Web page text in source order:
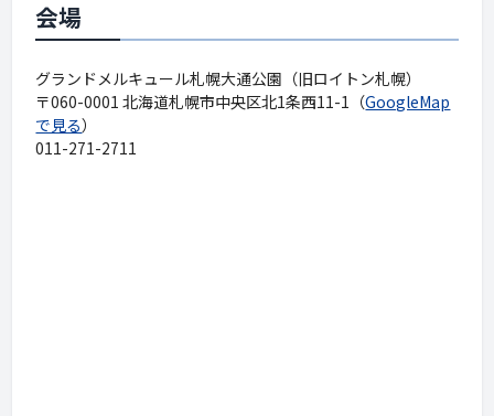
会場
グランドメルキュール札幌大通公園（旧ロイトン札幌）
〒060-0001 北海道札幌市中央区北1条西11-1（GoogleMap
で見る）
011-271-2711